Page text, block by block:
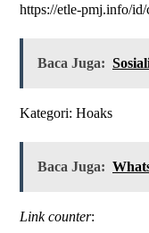
https://etle-pmj.info/id/
Baca Juga:
Kategori: Hoaks
Baca Juga:
Link counter: